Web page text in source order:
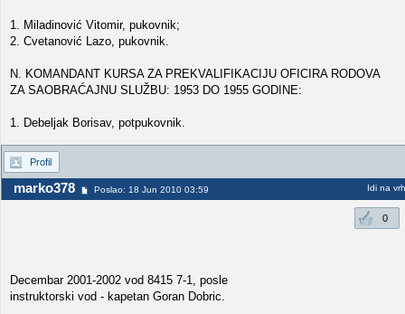
1. Miladinović Vitomir, pukovnik;
2. Cvetanović Lazo, pukovnik.
N. KOMANDANT KURSA ZA PREKVALIFIKACIJU OFICIRA RODOVA
ZA SAOBRAĆAJNU SLUŽBU: 1953 DO 1955 GODINE:
1. Debeljak Borisav, potpukovnik.
Profil
marko378 Poslao: 18 Jun 2010 03:59 Idi na vrh
0
Decembar 2001-2002 vod 8415 7-1, posle
instruktorski vod - kapetan Goran Dobric.